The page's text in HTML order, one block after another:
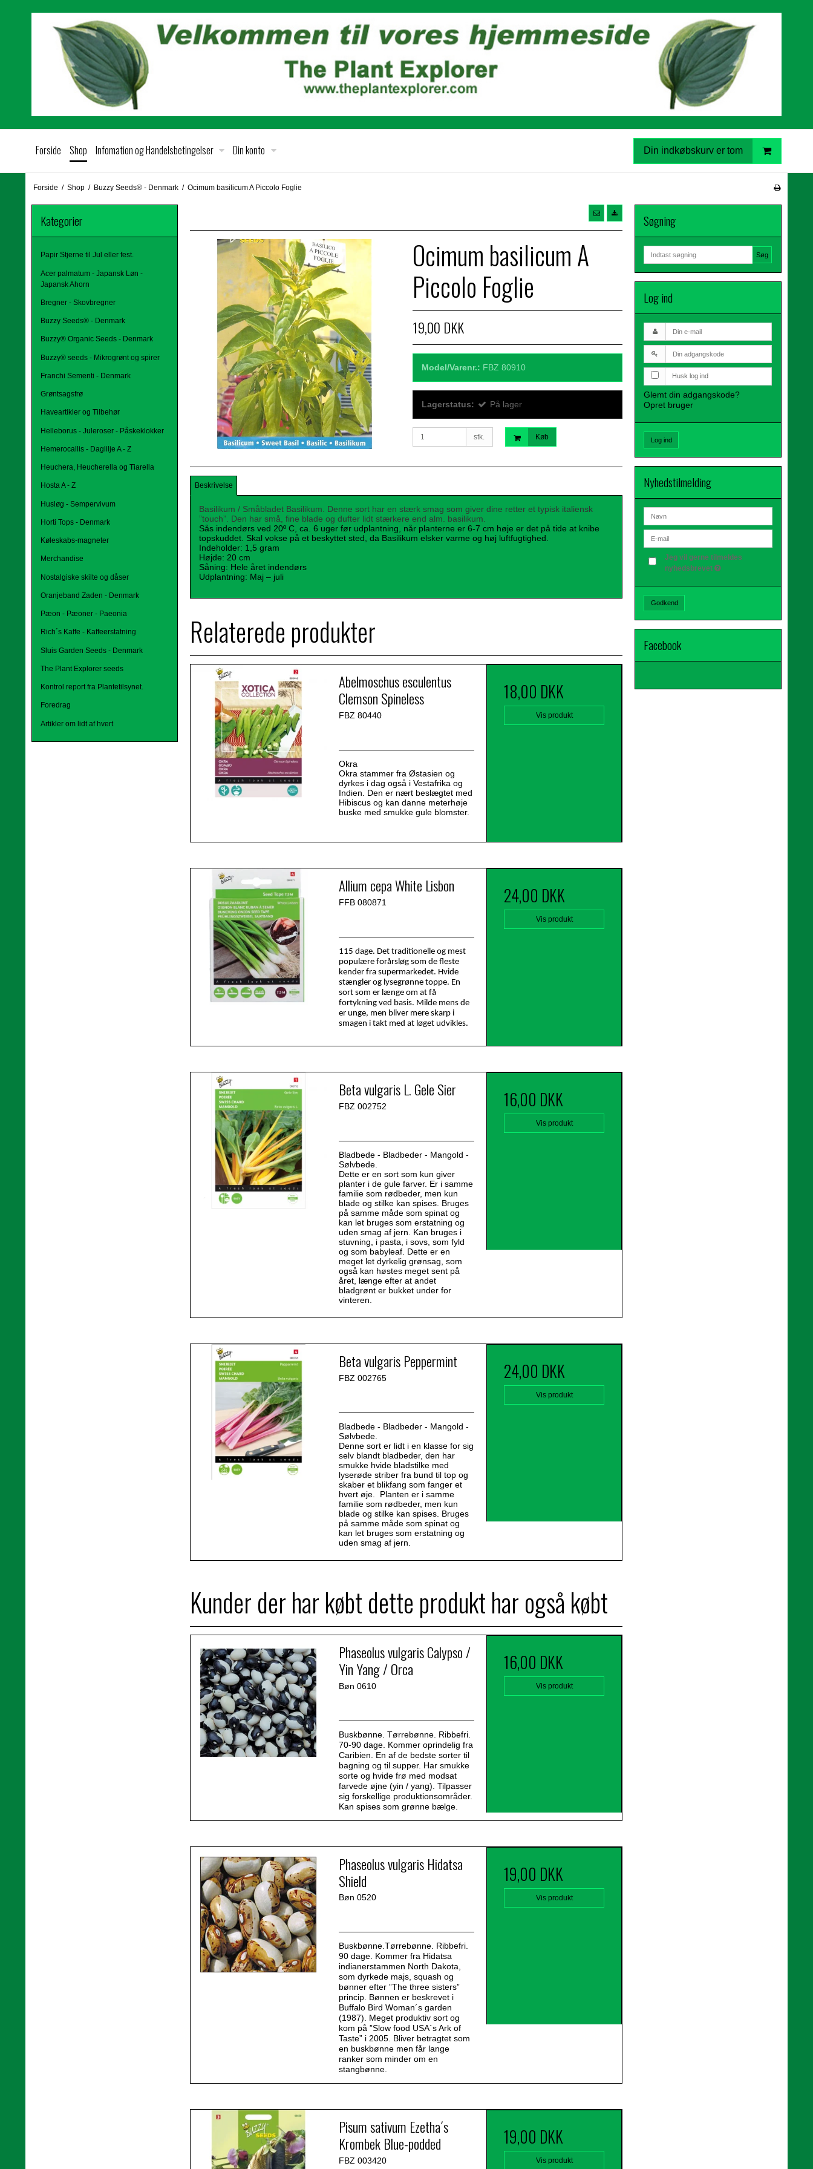
Forside Shop Infomation og Handelsbetingelser Din konto Din indkøbskurv er tom
Forside / Shop / Buzzy Seeds® - Denmark / Ocimum basilicum A Piccolo Foglie
Kategorier
Papir Stjerne til Jul eller fest.
Acer palmatum - Japansk Løn -
Japansk Ahorn
Bregner - Skovbregner
Buzzy Seeds® - Denmark
Buzzy® Organic Seeds - Denmark
Buzzy® seeds - Mikrogrønt og spirer
Franchi Sementi - Denmark
Grøntsagsfrø
Haveartikler og Tilbehør
Helleborus - Juleroser - Påskeklokker
Hemerocallis - Daglilje A - Z
Heuchera, Heucherella og Tiarella
Hosta A - Z
Husløg - Sempervivum
Horti Tops - Denmark
Køleskabs-magneter
Merchandise
Nostalgiske skilte og dåser
Oranjeband Zaden - Denmark
Pæon - Pæoner - Paeonia
Rich´s Kaffe - Kaffeerstatning
Sluis Garden Seeds - Denmark
The Plant Explorer seeds
Kontrol report fra Plantetilsynet.
Foredrag
Artikler om lidt af hvert
Ocimum basilicum A
Piccolo Foglie
19,00 DKK
Model/Varenr.: FBZ 80910
Lagerstatus: På lager
stk. Køb
Beskrivelse
Basilikum / Småbladet Basilikum. Denne sort har en stærk smag som giver dine retter et typisk italiensk
”touch”. Den har små, fine blade og dufter lidt stærkere end alm. basilikum.
Sås indendørs ved 20º C, ca. 6 uger før udplantning, når planterne er 6-7 cm høje er det på tide at knibe
topskuddet. Skal vokse på et beskyttet sted, da Basilikum elsker varme og høj luftfugtighed.
Indeholder: 1,5 gram
Højde: 20 cm
Såning: Hele året indendørs
Udplantning: Maj – juli
Relaterede produkter
Abelmoschus esculentus
Clemson Spineless
FBZ 80440
Okra
Okra stammer fra Østasien og
dyrkes i dag også i Vestafrika og
Indien. Den er nært beslægtet med
Hibiscus og kan danne meterhøje
buske med smukke gule blomster.
18,00 DKK
Vis produkt
Allium cepa White Lisbon
FFB 080871
115 dage. Det traditionelle og mest
populære forårsløg som de fleste
kender fra supermarkedet. Hvide
stængler og lysegrønne toppe. En
sort som er længe om at få
fortykning ved basis. Milde mens de
er unge, men bliver mere skarp i
smagen i takt med at løget udvikles.
24,00 DKK
Vis produkt
Beta vulgaris L. Gele Sier
FBZ 002752
Bladbede - Bladbeder - Mangold -
Sølvbede.
Dette er en sort som kun giver
planter i de gule farver. Er i samme
familie som rødbeder, men kun
blade og stilke kan spises. Bruges
på samme måde som spinat og
kan let bruges som erstatning og
uden smag af jern. Kan bruges i
stuvning, i pasta, i sovs, som fyld
og som babyleaf. Dette er en
meget let dyrkelig grønsag, som
også kan høstes meget sent på
året, længe efter at andet
bladgrønt er bukket under for
vinteren.
16,00 DKK
Vis produkt
Beta vulgaris Peppermint
FBZ 002765
Bladbede - Bladbeder - Mangold -
Sølvbede.
Denne sort er lidt i en klasse for sig
selv blandt bladbeder, den har
smukke hvide bladstilke med
lyserøde striber fra bund til top og
skaber et blikfang som fanger et
hvert øje. Planten er i samme
familie som rødbeder, men kun
blade og stilke kan spises. Bruges
på samme måde som spinat og
kan let bruges som erstatning og
uden smag af jern.
24,00 DKK
Vis produkt
Kunder der har købt dette produkt har også købt
Phaseolus vulgaris Calypso /
Yin Yang / Orca
Bøn 0610
Buskbønne. Tørrebønne. Ribbefri.
70-90 dage. Kommer oprindelig fra
Caribien. En af de bedste sorter til
bagning og til supper. Har smukke
sorte og hvide frø med modsat
farvede øjne (yin / yang). Tilpasser
sig forskellige produktionsområder.
Kan spises som grønne bælge.
16,00 DKK
Vis produkt
Phaseolus vulgaris Hidatsa
Shield
Bøn 0520
Buskbønne.Tørrebønne. Ribbefri.
90 dage. Kommer fra Hidatsa
indianerstammen North Dakota,
som dyrkede majs, squash og
bønner efter ”The three sisters”
princip. Bønnen er beskrevet i
Buffalo Bird Woman´s garden
(1987). Meget produktiv sort og
kom på ”Slow food USA´s Ark of
Taste” i 2005. Bliver betragtet som
en buskbønne men får lange
ranker som minder om en
stangbønne.
19,00 DKK
Vis produkt
Pisum sativum Ezetha´s
Krombek Blue-podded
FBZ 003420
19,00 DKK
Vis produkt
Søgning
Søg
Log ind
Husk log ind
Glemt din adgangskode?
Opret bruger
Log ind
Nyhedstilmelding
Jeg vil gerne tilmeldes
nyhedsbrevet
Godkend
Facebook